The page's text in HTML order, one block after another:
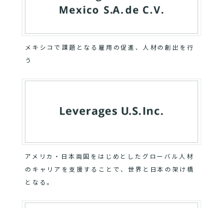
メキシコで課題となる雇用の促進、人材の創出を行
う
アメリカ・日本両国をはじめとしたグローバル人材
のキャリアを支援することで、世界と日本の架け橋
となる。